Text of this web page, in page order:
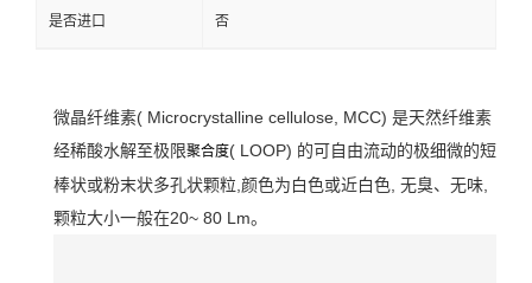
是否进口 否
微晶纤维素( Microcrystalline cellulose, MCC) 是天然纤维素
经稀酸水解至极限聚合度( LOOP) 的可自由流动的极细微的短
棒状或粉末状多孔状颗粒,颜色为白色或近白色, 无臭、无味,
颗粒大小一般在20~ 80 Lm。